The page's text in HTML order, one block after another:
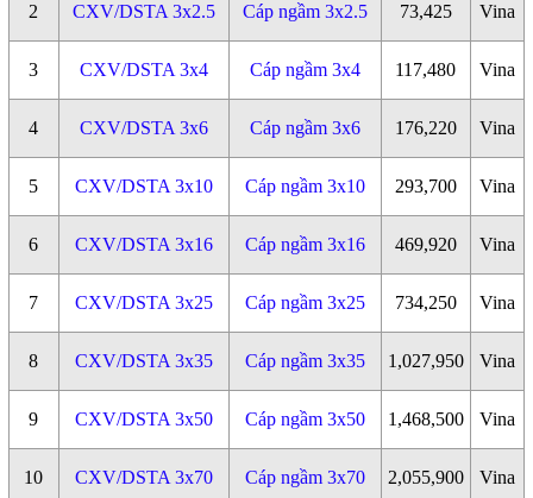
2 CXV/DSTA 3x2.5 Cáp ngầm 3x2.5 73,425 Vina
3 CXV/DSTA 3x4 Cáp ngầm 3x4 117,480 Vina
4 CXV/DSTA 3x6 Cáp ngầm 3x6 176,220 Vina
5 CXV/DSTA 3x10 Cáp ngầm 3x10 293,700 Vina
6 CXV/DSTA 3x16 Cáp ngầm 3x16 469,920 Vina
7 CXV/DSTA 3x25 Cáp ngầm 3x25 734,250 Vina
8 CXV/DSTA 3x35 Cáp ngầm 3x35 1,027,950 Vina
9 CXV/DSTA 3x50 Cáp ngầm 3x50 1,468,500 Vina
10 CXV/DSTA 3x70 Cáp ngầm 3x70 2,055,900 Vina